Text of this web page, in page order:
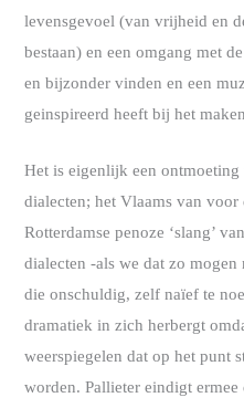
levensgevoel (van vrijheid en
bestaan) en een omgang met
en bijzonder vinden en een
geinspireerd heeft bij het
Het is eigenlijk een ontmoeting
dialecten; het Vlaams van
Rotterdamse penoze ‘slang’
dialecten -als we dat zo
die onschuldig, zelf naïef te
dramatiek in zich herbergt
weerspiegelen dat op het punt
worden. Pallieter eindigt